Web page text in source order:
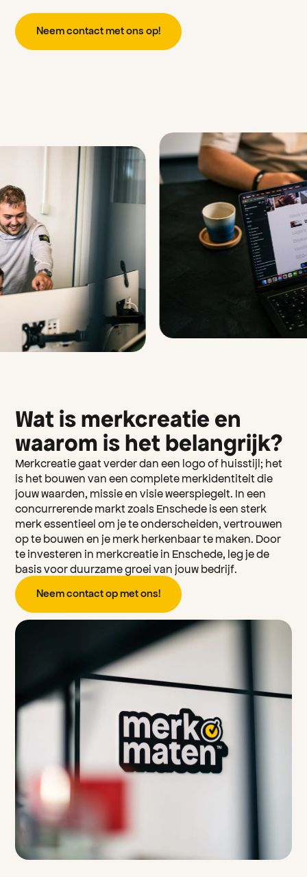
Neemcontact metons op!
Wat is merkcreatie en
waarom is het belangrijk?
Merkcreatiegaat verder dan een logo of huisstijl; het
is het bouwen van een complete merkidentiteit die
jouw waarden, missie en visie weerspiegelt. In een
concurrerende markt zoals Enschede is een sterk
merk essentieel om je te onderscheiden, vertrouwen
op te bouwen en je merk herkenbaar te maken. Door
te investeren in merkcreatie in Enschede, leg je de
basis voor duurzame groei van jouw bedrijf.
Neemcontactop metons!